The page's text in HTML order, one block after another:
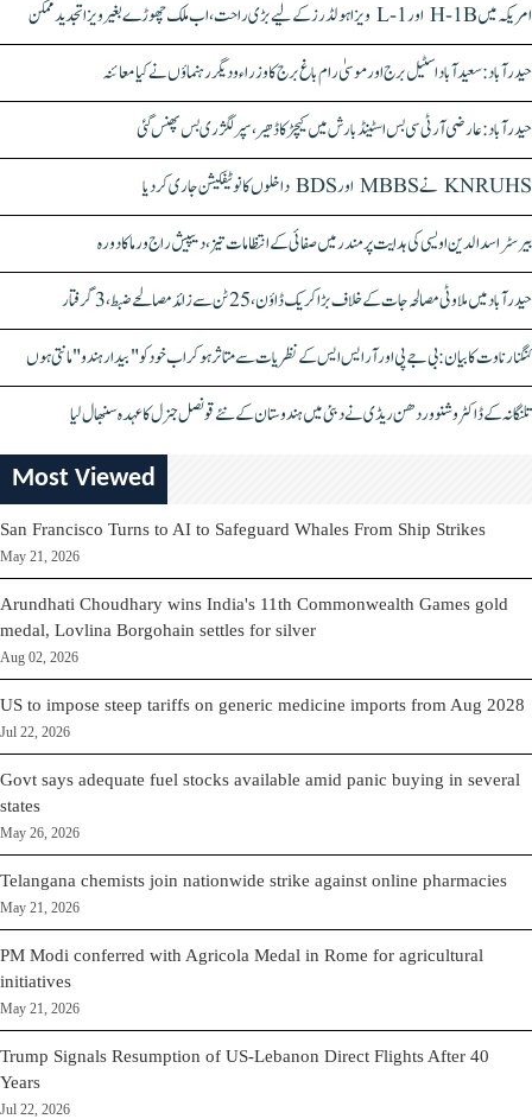
امریکہ میں H-1B اور L-1 ویزا ہولڈرز کے لیے بڑی راحت، اب ملک چھوڑے بغیر ویزا تجدید ممکن
حیدرآباد: سعیدآباد اسٹیل برج اور موسیٰ رام باغ برج کا وزراء و دیگر رہنماؤں نے کیا معائنہ
حیدرآباد: عارضی آر ٹی سی بس اسٹینڈ بارش میں کیچڑ کا ڈھیر، سپر لگژری بس پھنس گئی
KNRUHS نے MBBS اور BDS داخلوں کا نوٹیفکیشن جاری کر دیا
بیرسٹر اسدالدین اویسی کی ہدایت پر مندر میں صفائی کے انتظامات تیز، دیپیش راج ورما کا دورہ
حیدرآباد میں ملاوٹی مصالحہ جات کے خلاف بڑا کریک ڈاؤن، 25 ٹن سے زائد مصالحے ضبط، 3 گرفتار
کنگنا رناوت کا بیان: بی جے پی اور آر ایس ایس کے نظریات سے متاثر ہو کر اب خود کو "بیدار ہندو" مانتی ہوں
تلنگانہ کے ڈاکٹر وشنو وردھن ریڈی نے دبئی میں ہندوستان کے نئے قونصل جنرل کا عہدہ سنبھال لیا
Most Viewed
San Francisco Turns to AI to Safeguard Whales From Ship Strikes
May 21, 2026
Arundhati Choudhary wins India's 11th Commonwealth Games gold
medal, Lovlina Borgohain settles for silver
Aug 02, 2026
US to impose steep tariffs on generic medicine imports from Aug 2028
Jul 22, 2026
Govt says adequate fuel stocks available amid panic buying in several
states
May 26, 2026
Telangana chemists join nationwide strike against online pharmacies
May 21, 2026
PM Modi conferred with Agricola Medal in Rome for agricultural
initiatives
May 21, 2026
Trump Signals Resumption of US-Lebanon Direct Flights After 40
Years
Jul 22, 2026